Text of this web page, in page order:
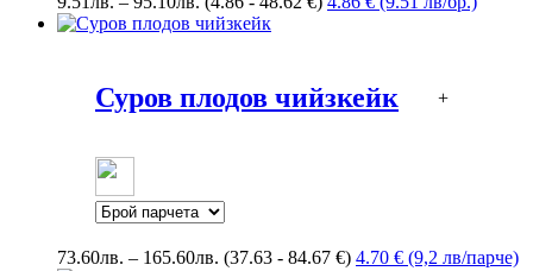
range:
Суров плодов чийзкейк +
73.60лв. – 165.60лв. Price
(37.63 - 84.67 €) 4.70 € (9,2 лв/парче)